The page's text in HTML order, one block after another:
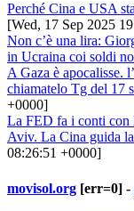
Perché Cina e USA
[Wed, 17 Sep 2025
Non c’è una lira:
in Ucraina coi soldi
A Gaza è apocalisse.
chiamatelo Tg del 17
+0000]
La FED fa i conti con
Aviv. La Cina guida
08:26:51 +0000]
movisol.org [err=0] -